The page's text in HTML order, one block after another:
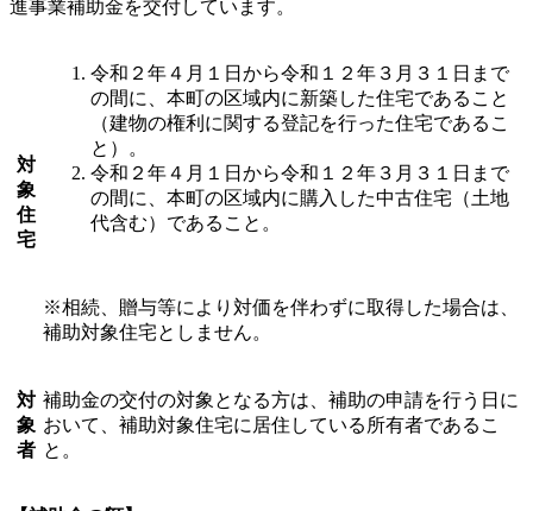
進事業補助金を交付しています。
対
象
住
宅
令和２年４月１日から令和１２年３月３１日まで
の間に、本町の区域内に新築した住宅であること
（建物の権利に関する登記を行った住宅であるこ
と）。
令和２年４月１日から令和１２年３月３１日まで
の間に、本町の区域内に購入した中古住宅（土地
代含む）であること。
※相続、贈与等により対価を伴わずに取得した場合は、
補助対象住宅としません。
対
象
者
補助金の交付の対象となる方は、補助の申請を行う日に
おいて、補助対象住宅に居住している所有者であるこ
と。